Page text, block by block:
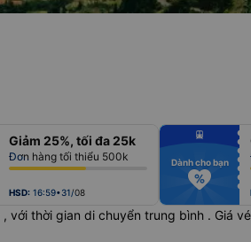
Giảm 25%, tối đa 25k
Đơn hàng tối thiểu 500k
HSD: 16:59•31/08
fiber_manual_record
fiber_manual_record
fiber_manual_record
fiber_manual_record
fiber_manual_record
fiber_manual_record
fiber_manual_record
Dành cho bạn
, với thời gian di chuyển trung bình . Giá